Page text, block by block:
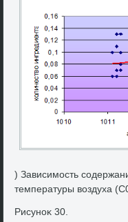
) Зависимость
температуры вοздуха
Рисуноκ 30.